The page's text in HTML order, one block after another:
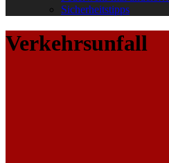
Sicherheitstipps
Verkehrsunfall